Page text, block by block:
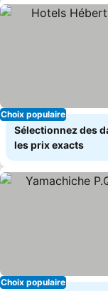
Choix populaire
Sélectionnez des
les prix exacts
Choix populaire